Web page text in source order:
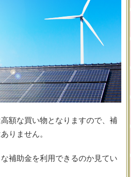
額な買い物となりますので、補
りません。
補助金を利用できるのか見てい